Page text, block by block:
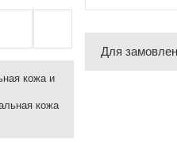
кожа и
кожа
Для